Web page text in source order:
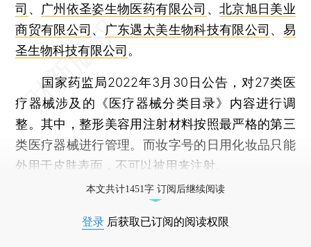
司 、 广州依圣姿生物医药有限公司 、 北京旭日美业
商贸有限公司 、 广东遇太美生物科技有限公司 、 易
圣生物科技有限公司 。
国家药监局2022年3月30日公告，对27类医
疗器械涉及的《医疗器械分类目录》内容进行调
整。其中，整形美容用注射材料按照最严格的第三
类医疗器械进行管理。而妆字号的日用化妆品只能
外用于皮肤表面，不可以被用来注射。
本文共计1451字 订阅后继续阅读
登录 后获取已订阅的阅读权限